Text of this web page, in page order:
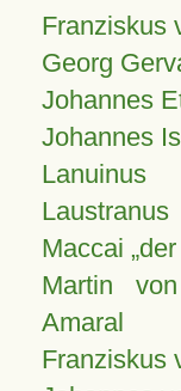
Franziskus
Georg
Johannes
Johannes
Lanuinus
Laustranus
Maccai
Martin
Amaral
Franziskus